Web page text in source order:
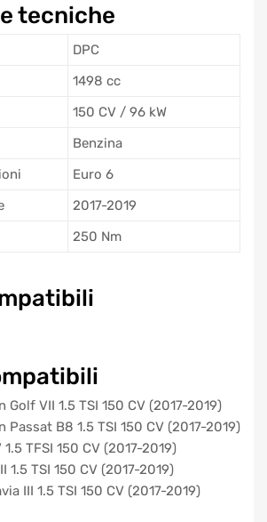
tecniche
DPC
1498 cc
150 CV / 96 kW
Benzina
Euro 6
2017-2019
250 Nm
Golf VII 1.5 TSI 150 CV (2017-2019)
Passat B8 1.5 TSI 150 CV (2017-2019)
TFSI 150 CV (2017-2019)
1.5 TSI 150 CV (2017-2019)
III 1.5 TSI 150 CV (2017-2019)